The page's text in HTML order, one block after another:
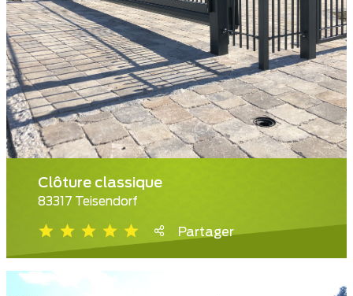
Clôture classique
83317 Teisendorf
Partager